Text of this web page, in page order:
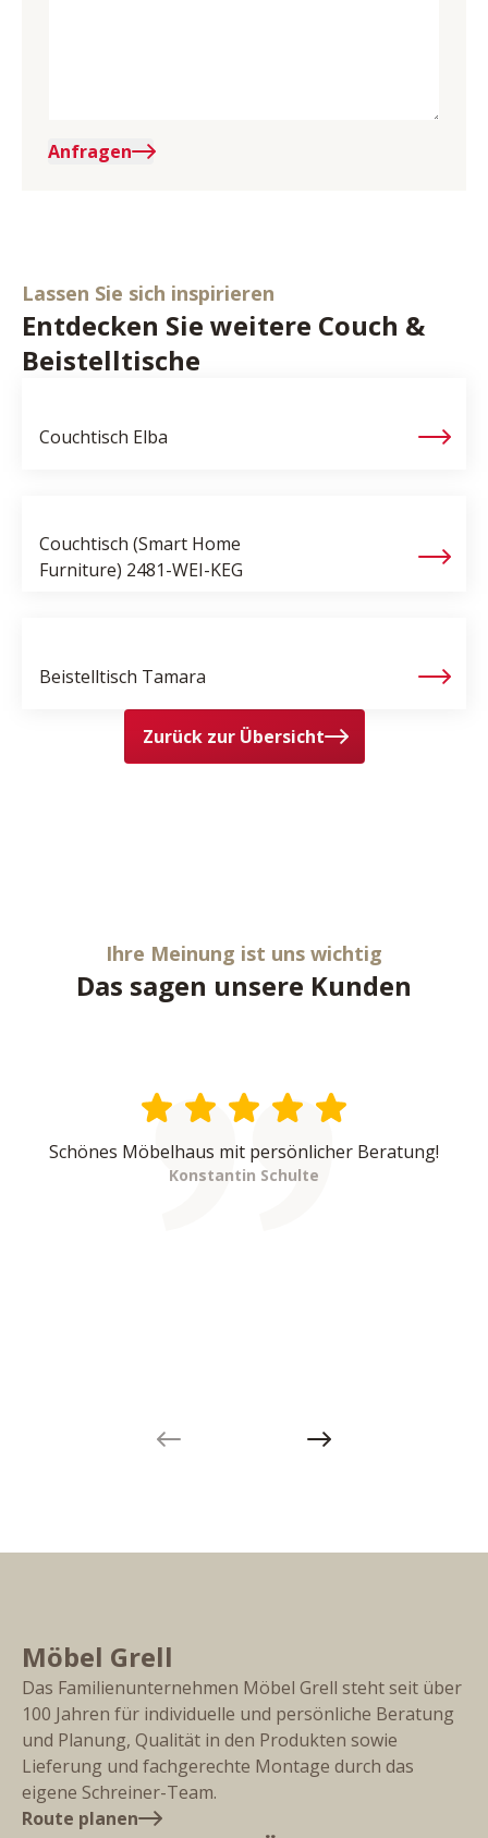
Anfragen
Lassen Sie sich inspirieren
Entdecken Sie weitere Couch &
Beistelltische
Couchtisch Elba
Couchtisch (Smart Home
Furniture) 2481-WEI-KEG
Beistelltisch Tamara
Zurück zur Übersicht
Ihre Meinung ist uns wichtig
Das sagen unsere Kunden
Schönes Möbelhaus mit persönlicher Beratung!
Konstantin Schulte
Next slide
Möbel Grell
Das Familienunternehmen Möbel Grell steht seit über
100 Jahren für individuelle und persönliche Beratung
und Planung, Qualität in den Produkten sowie
Lieferung und fachgerechte Montage durch das
eigene Schreiner-Team.
Route planen